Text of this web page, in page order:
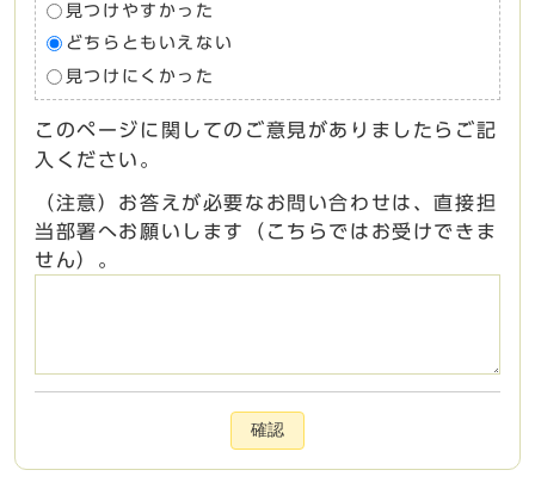
見つけやすかった
どちらともいえない
見つけにくかった
このページに関してのご意見がありましたらご記
入ください。
（注意）お答えが必要なお問い合わせは、直接担
当部署へお願いします（こちらではお受けできま
せん）。
確認